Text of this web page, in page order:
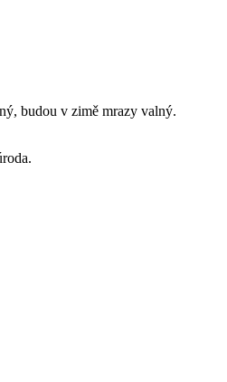
budou v zimě mrazy valný.